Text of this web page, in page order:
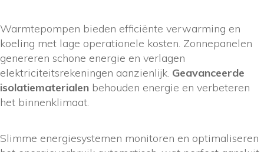
Warmtepompen bieden efficiënte verwarming en
koeling met lage operationele kosten. Zonnepanelen
genereren schone energie en verlagen
elektriciteitsrekeningen aanzienlijk. Geavanceerde
isolatiematerialen behouden energie en verbeteren
het binnenklimaat.
Slimme energiesystemen monitoren en optimaliseren